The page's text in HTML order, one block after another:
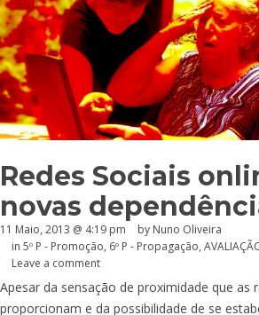
Redes Sociais
novas
11 Maio, 2013 @ 4:19 pm
by Nuno Oliveira
in 5º P - Promoção, 6º P - Propagação,
Leave a comment
Apesar da sensação de proximidade que as
proporcionam e da possibilidade de se